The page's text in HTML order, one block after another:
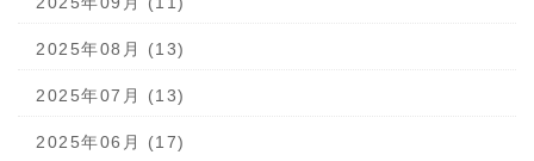
2025年08月 (13)
2025年07月 (13)
2025年06月 (17)